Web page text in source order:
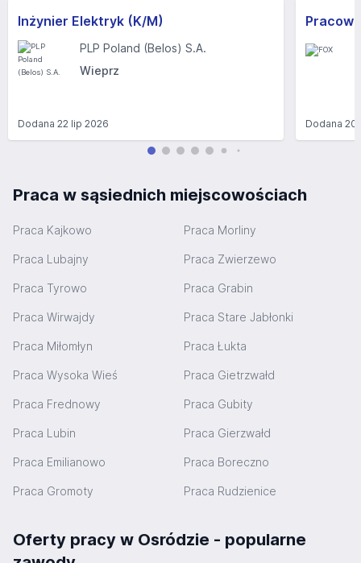
Inżynier Elektryk (K/M)
PLP Poland (Belos) S.A.
Wieprz
Dodana 22 lip 2026 Dodana20
Praca w sąsiednich miejscowościach
Praca Kajkowo Praca Morliny
Praca Lubajny Praca Zwierzewo
Praca Tyrowo Praca Grabin
Praca Wirwajdy Praca Stare Jabłonki
Praca Miłomłyn Praca Łukta
Praca Wysoka Wieś Praca Gietrzwałd
Praca Frednowy Praca Gubity
Praca Lubin Praca Gierzwałd
Praca Emilianowo Praca Boreczno
Praca Gromoty Praca Rudzienice
Oferty pracy w Osródzie - popularne